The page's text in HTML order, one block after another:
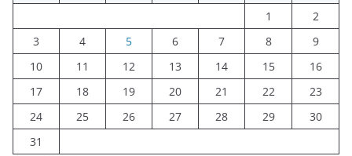
1
2
3
4 5 6 7 8
9
10
11 12 13 14 15
16
17
18 19 20 21 22
23
24
25 26 27 28 29
30
31